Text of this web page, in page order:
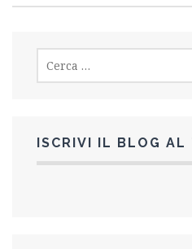
per:
ISCRIVI IL BLOG AL